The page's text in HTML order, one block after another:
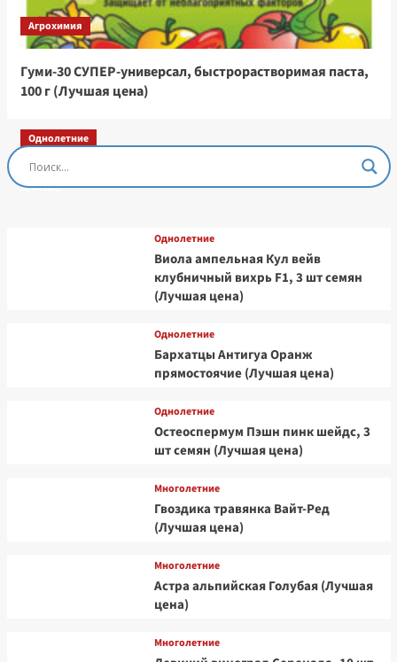
Агрохимия
Гуми-30 СУПЕР-универсал, быстрорастворимая паста,
100 г (Лучшая цена)
Однолетние
Остеоспермум Пэшн Роуз, 3 шт семян (Лучшая
цена)
Однолетние
Виола ампельная Кул вейв
клубничный вихрь F1, 3 шт семян
(Лучшая цена)
Однолетние
Бархатцы Антигуа Оранж
прямостоячие (Лучшая цена)
Однолетние
Остеоспермум Пэшн пинк шейдс, 3
шт семян (Лучшая цена)
Многолетние
Гвоздика травянка Вайт-Ред
(Лучшая цена)
Многолетние
Астра альпийская Голубая (Лучшая
цена)
Многолетние